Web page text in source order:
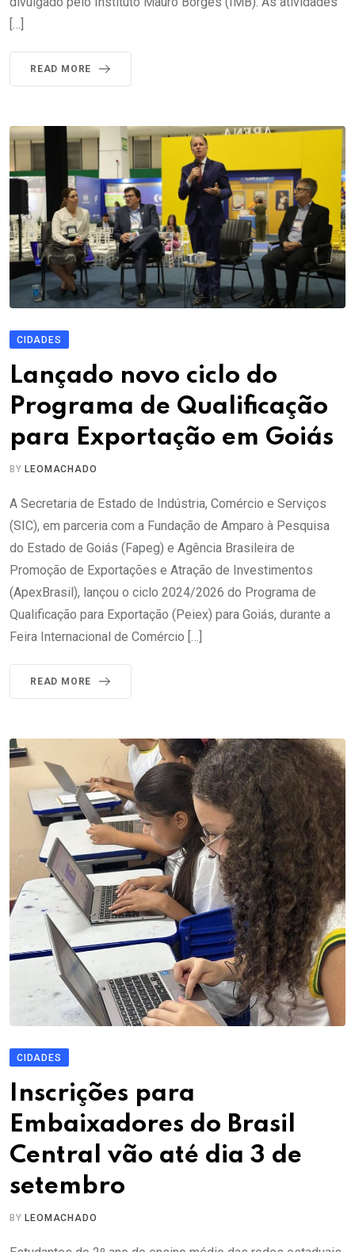
[…]
READ MORE
CIDADES
Lançado novo ciclo do
Programa de Qualificação
para Exportação em Goiás
BY LEOMACHADO
A Secretaria de Estado de Indústria, Comércio e Serviços
(SIC), em parceria com a Fundação de Amparo à Pesquisa
do Estado de Goiás (Fapeg) e Agência Brasileira de
Promoção de Exportações e Atração de Investimentos
(ApexBrasil), lançou o ciclo 2024/2026 do Programa de
Qualificação para Exportação (Peiex) para Goiás, durante a
Feira Internacional de Comércio […]
READ MORE
CIDADES
Inscrições para
Embaixadores do Brasil
Central vão até dia 3 de
setembro
BYLEOMACHADO